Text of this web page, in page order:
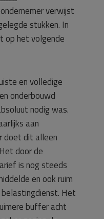
verwijst
stukken. In
op het volgende
en volledige
onderbouwd
nodig was.
aan
doet dit alleen
door de
is nog steeds
en ook ruim
Het
buffer acht